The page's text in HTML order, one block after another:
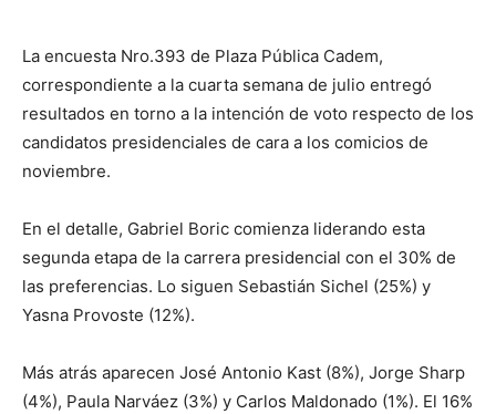
La encuesta Nro.393 de Plaza Pública Cadem,
correspondiente a la cuarta semana de julio entregó
resultados en torno a la intención de voto respecto de los
candidatos presidenciales de cara a los comicios de
noviembre.
En el detalle, Gabriel Boric comienza liderando esta
segunda etapa de la carrera presidencial con el 30% de
las preferencias. Lo siguen Sebastián Sichel (25%) y
Yasna Provoste (12%).
Más atrás aparecen José Antonio Kast (8%), Jorge Sharp
(4%), Paula Narváez (3%) y Carlos Maldonado (1%). El 16%